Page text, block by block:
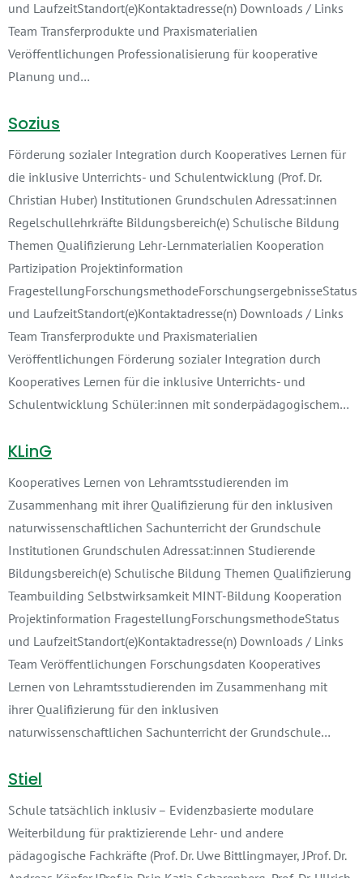
und LaufzeitStandort(e)Kontaktadresse(n) Downloads / Links
Team Transferprodukte und Praxismaterialien
Veröffentlichungen Professionalisierung für kooperative
Planung und…
Sozius
Förderung sozialer Integration durch Kooperatives Lernen für
die inklusive Unterrichts- und Schulentwicklung (Prof. Dr.
Christian Huber) Institutionen Grundschulen Adressat:innen
Regelschullehrkräfte Bildungsbereich(e) Schulische Bildung
Themen Qualifizierung Lehr-Lernmaterialien Kooperation
Partizipation Projektinformation
FragestellungForschungsmethodeForschungsergebnisseStatus
und LaufzeitStandort(e)Kontaktadresse(n) Downloads / Links
Team Transferprodukte und Praxismaterialien
Veröffentlichungen Förderung sozialer Integration durch
Kooperatives Lernen für die inklusive Unterrichts- und
Schulentwicklung Schüler:innen mit sonderpädagogischem…
KLinG
Kooperatives Lernen von Lehramtsstudierenden im
Zusammenhang mit ihrer Qualifizierung für den inklusiven
naturwissenschaftlichen Sachunterricht der Grundschule
Institutionen Grundschulen Adressat:innen Studierende
Bildungsbereich(e) Schulische Bildung Themen Qualifizierung
Teambuilding Selbstwirksamkeit MINT-Bildung Kooperation
Projektinformation FragestellungForschungsmethodeStatus
und LaufzeitStandort(e)Kontaktadresse(n) Downloads / Links
Team Veröffentlichungen Forschungsdaten Kooperatives
Lernen von Lehramtsstudierenden im Zusammenhang mit
ihrer Qualifizierung für den inklusiven
naturwissenschaftlichen Sachunterricht der Grundschule…
Stiel
Schule tatsächlich inklusiv – Evidenzbasierte modulare
Weiterbildung für praktizierende Lehr- und andere
pädagogische Fachkräfte (Prof. Dr. Uwe Bittlingmayer, JProf. Dr.